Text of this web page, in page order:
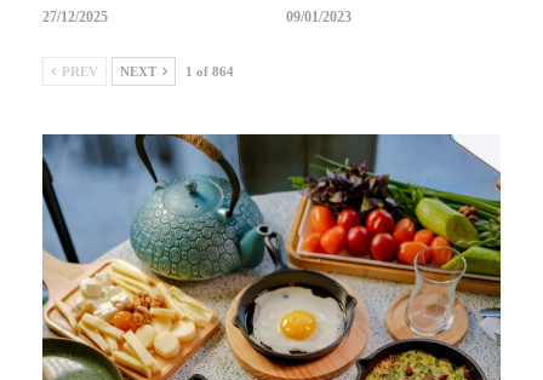
27/12/2025 09/01/2023
PREV NEXT 1 of 864